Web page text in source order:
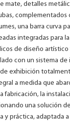
mate, detalles
complementados
una barra curva
integradas para
de diseño
con un sistema de
exhibición
a medida que
fabricación, la
una solución
y práctica, adaptada